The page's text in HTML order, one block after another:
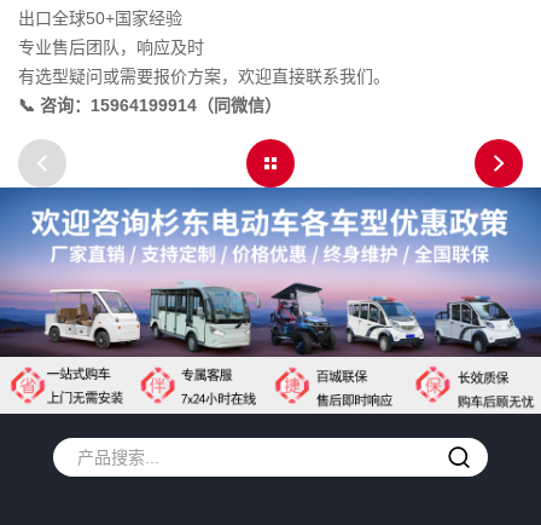
出口全球50+国家经验
专业售后团队，响应及时
有选型疑问或需要报价方案，欢迎直接联系我们。
📞 咨询：15964199914（同微信）